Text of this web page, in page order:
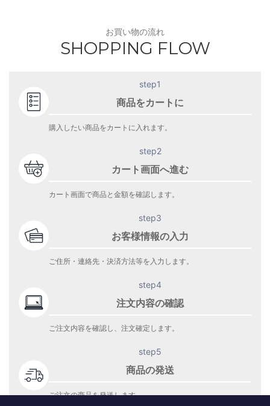
お買い物の流れ
SHOPPING FLOW
step1
商品をカートに
購入したい商品をカートに入れます。
step2
カート画面へ進む
カート画面で商品と金額を確認します。
step3
お客様情報の入力
ご住所・連絡先・決済方法等を入力します。
step4
注文内容の確認
ご注文内容を確認し、注文確定します。
step5
商品の発送
ご注文の商品を発送します。